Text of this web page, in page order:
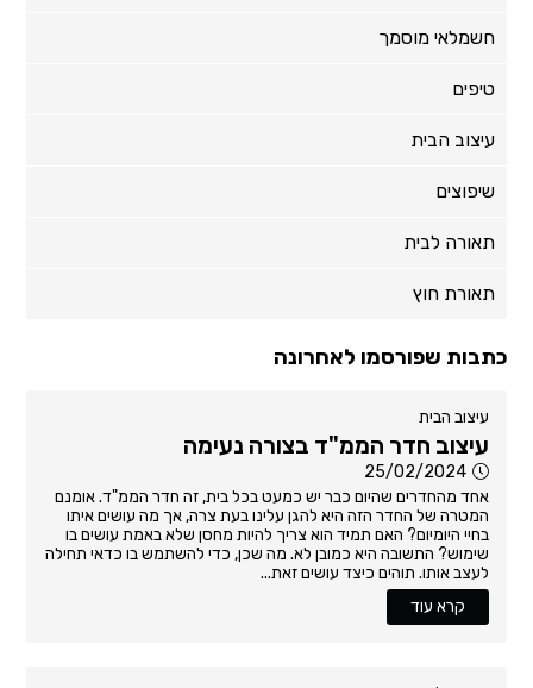
חשמלאי מוסמך
טיפים
עיצוב הבית
שיפוצים
תאורה לבית
תאורת חוץ
כתבות שפורסמו לאחרונה
עיצוב הבית
עיצוב חדר הממ"ד בצורה נעימה
25/02/2024
אחד מהחדרים שהיום כבר יש כמעט בכל בית, זה חדר הממ"ד. אומנם
המטרה של החדר הזה היא להגן עלינו בעת צרה, אך מה עושים איתו
בחיי היומיום? האם תמיד הוא צריך להיות מחסן שלא באמת עושים בו
שימוש? התשובה היא כמובן לא. מה שכן, כדי להשתמש בו כדאי תחילה
לעצב אותו. תוהים כיצד עושים זאת...
קרא עוד